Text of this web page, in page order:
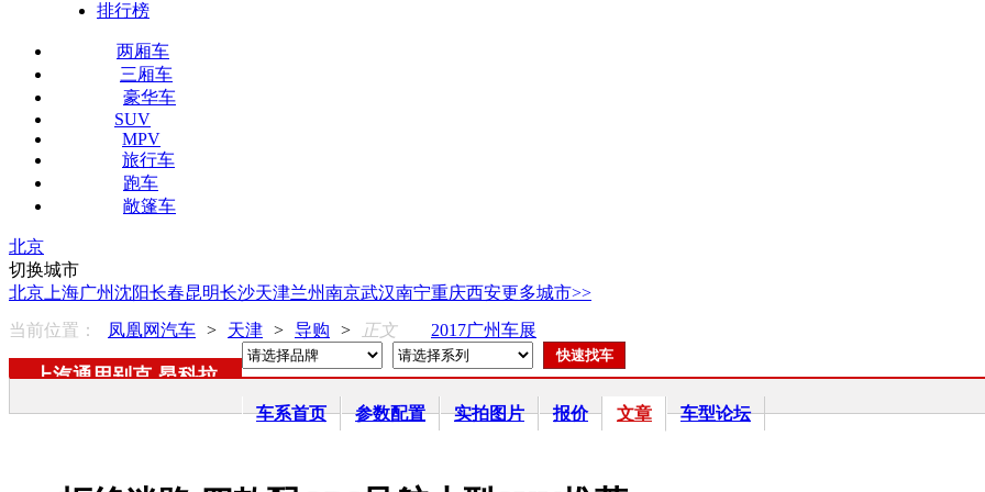
排行榜
两厢车
三厢车
豪华车
SUV
MPV
旅行车
跑车
敞篷车
北京
切换城市
北京 上海广州沈阳长春昆明长沙天津兰州南京武汉南宁重庆西安更多城市>>
当前位置：
凤凰网汽车 > 天津 > 导购 > 正文 2017广州车展
上汽通用别克-昂科拉
车系首页 参数配置 实拍图片 报价 文章 车型论坛